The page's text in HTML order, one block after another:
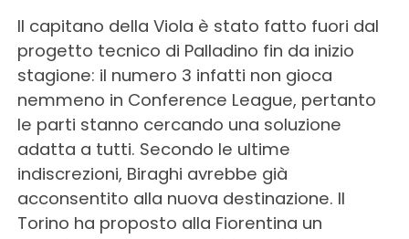
Il capitano della Viola è stato fatto fuori dal
progetto tecnico di Palladino fin da inizio
stagione: il numero 3 infatti non gioca
nemmeno in Conference League, pertanto
le parti stanno cercando una soluzione
adatta a tutti. Secondo le ultime
indiscrezioni, Biraghi avrebbe già
acconsentito alla nuova destinazione. Il
Torino ha proposto alla Fiorentina un